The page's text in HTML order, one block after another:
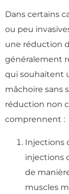
Dans certains
ou peu
une réduction
généralement
qui souhaitent
mâchoire sans
réduction non
comprennent :
Injections
injections
de
muscles